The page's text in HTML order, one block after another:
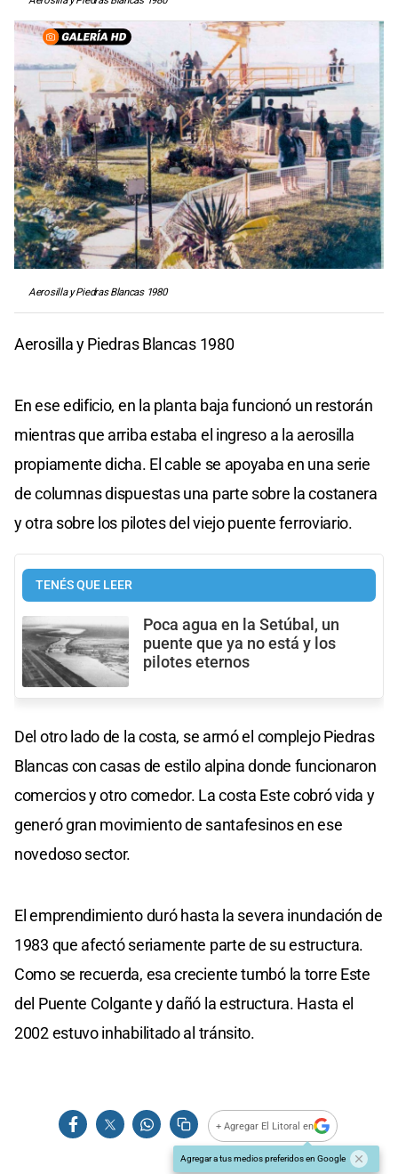
Aerosilla y Piedras Blancas 1980
Aerosilla y Piedras Blancas 1980
En ese edificio, en la planta baja funcionó un restorán
mientras que arriba estaba el ingreso a la aerosilla
propiamente dicha. El cable se apoyaba en una serie
de columnas dispuestas una parte sobre la costanera
y otra sobre los pilotes del viejo puente ferroviario.
TENÉS QUE LEER
Poca agua en la Setúbal, un
puente que ya no está y los
pilotes eternos
Del otro lado de la costa, se armó el complejo Piedras
Blancas con casas de estilo alpina donde funcionaron
comercios y otro comedor. La costa Este cobró vida y
generó gran movimiento de santafesinos en ese
novedoso sector.
El emprendimiento duró hasta la severa inundación de
1983 que afectó seriamente parte de su estructura.
Como se recuerda, esa creciente tumbó la torre Este
del Puente Colgante y dañó la estructura. Hasta el
2002 estuvo inhabilitado al tránsito.
+ Agregar El Litoral en
Agregar a tus medios preferidos en Google